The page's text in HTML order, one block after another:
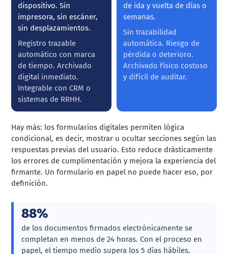
dispositivo. Sin
impresora, sin escáner,
sin desplazamientos.
Registro trazable
automático con marca
de tiempo. Archivado
digital inmediato.
Integrable con CRM o
sistemas de RRHH.
de ida y vuelta de días o
semanas.
Sin trazabilidad
automática. Riesgo de
pérdida o deterioro.
Archivado físico costoso
y difícil de auditar.
Hay más: los formularios digitales permiten lógica
condicional, es decir, mostrar u ocultar secciones según las
respuestas previas del usuario. Esto reduce drásticamente
los errores de cumplimentación y mejora la experiencia del
firmante. Un formulario en papel no puede hacer eso, por
definición.
88%
de los documentos firmados electrónicamente se
completan en menos de 24 horas. Con el proceso en
papel, el tiempo medio supera los 5 días hábiles.